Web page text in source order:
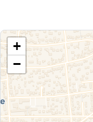
+
−